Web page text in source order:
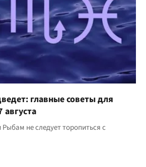
главные советы для
не следует торопиться с